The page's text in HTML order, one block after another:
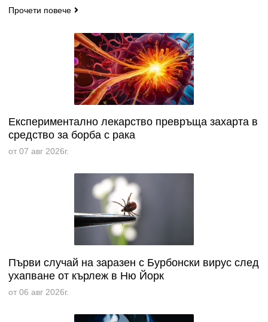
Прочети повече
Експериментално лекарство превръща захарта в
средство за борба с рака
от 07 авг 2026г.
Първи случай на заразен с Бурбонски вирус след
ухапване от кърлеж в Ню Йорк
от 06 авг 2026г.